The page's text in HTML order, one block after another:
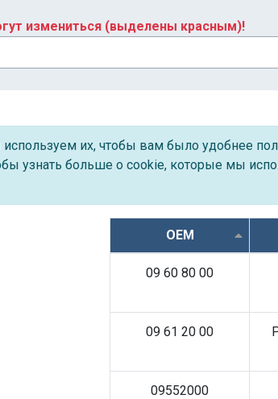
измениться (выделены красным)!
их, чтобы вам было удобнее
узнать больше о cookie, которые мы
OEM
09 60 80 00
09 61 20 00
09552000